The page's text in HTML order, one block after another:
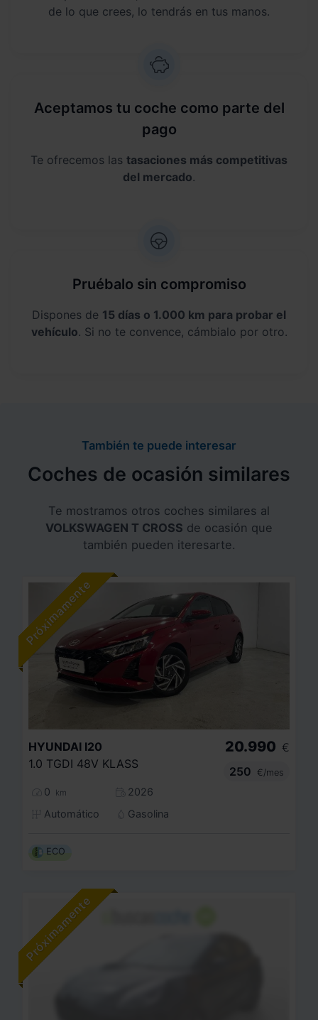
de lo que crees, lo tendrás en tus manos.
Aceptamos tu coche como parte del
pago
Te ofrecemos las tasaciones más competitivas
del mercado.
Pruébalo sin compromiso
Dispones de 15 días o 1.000 km para probar el
vehículo. Si no te convence, cámbialo por otro.
También te puede interesar
Coches de ocasión similares
Te mostramos otros coches similares al
VOLKSWAGEN T CROSS de ocasión que
también pueden iteresarte.
HYUNDAI I20
1.0 TGDI 48V KLASS
0 km
2026
Automático
Gasolina
20.990 €
250
€/mes
ECO